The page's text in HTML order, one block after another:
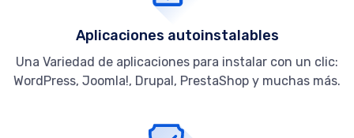
Aplicaciones autoinstalables
Una Variedad de aplicaciones para instalar con un clic:
WordPress, Joomla!, Drupal, PrestaShop y muchas más.